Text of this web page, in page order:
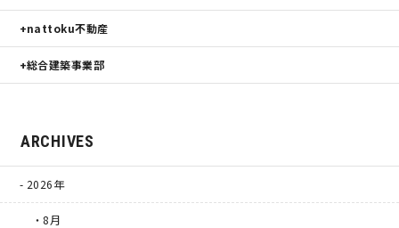
nattoku不動産
総合建築事業部
ARCHIVES
2026年
・8月